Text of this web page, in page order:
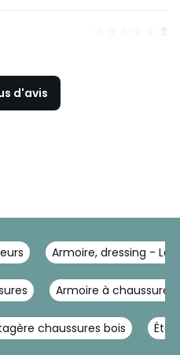
3
d'avis
Armoire, dressing - La
Armoire à chaussures
chaussures bois